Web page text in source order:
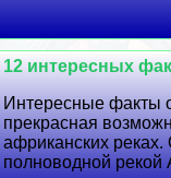
12 интересных
Интересные факты
прекрасная
африканских
полноводной рекой